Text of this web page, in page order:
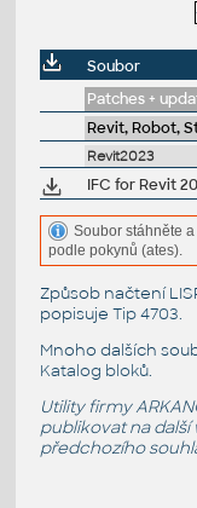
Soubor
Patches +
Revit, Robot,
Revit2023
Soubor stáhněte
podle pokynů (ates).
Způsob načtení
popisuje Tip 4703.
Mnoho dalších
Katalog bloků.
Utility firmy
publikovat na
předchozího